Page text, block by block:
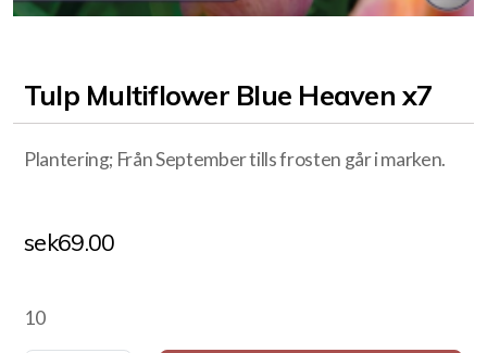
Tulp Multiflower Blue Heaven x7
Plantering; Från September tills frosten går i marken.
sek69.00
10